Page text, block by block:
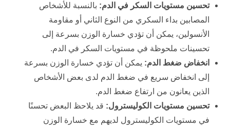
تحسين مستويات السكر في الدم: بالنسبة للأشخاص
المصابين بداء السكري من النوع الثاني أو مقاومة
الأنسولين، يمكن أن تؤدي خسارة الوزن بسرعة إلى
تحسينات ملحوظة في مستويات السكر في الدم.
انخفاض ضغط الدم: يمكن أن تؤدي خسارة الوزن بسرعة
إلى انخفاض سريع في ضغط الدم لدى بعض الأشخاص
الذين يعانون من ارتفاع ضغط الدم.
تحسين مستويات الكوليسترول: قد يلاحظ البعض تحسنًا
في مستويات الكوليسترول لديهم مع خسارة الوزن